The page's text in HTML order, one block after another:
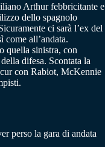
Arthur febbricitante e
dello spagnolo
ci sarà l’ex del
all’andata.
quella sinistra, con
difesa. Scontata la
con Rabiot, McKennie
perso la gara di andata